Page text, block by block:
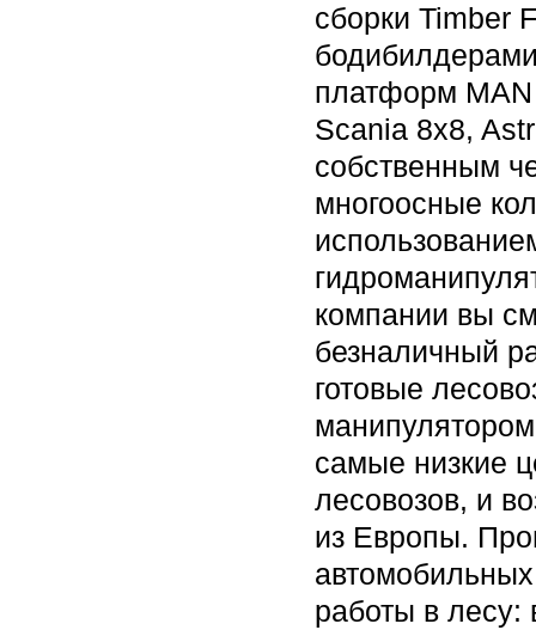
сборки Timber
платформ
Scania 8x8,
собственным
многоосные
компании вы
безналичный
готовые
самые низкие
лесовозов, и
из Европы.
работы в